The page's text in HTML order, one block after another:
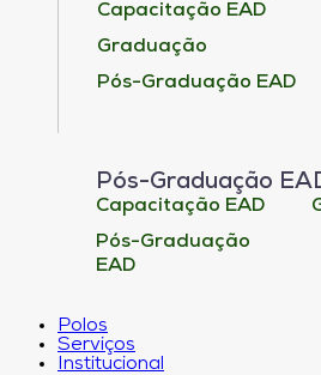
Capacitação EAD
Graduação
Pós-Graduação EAD
Pós-Graduação
Capacitação EAD
Pós-Graduação
EAD
Polos
Serviços
Institucional